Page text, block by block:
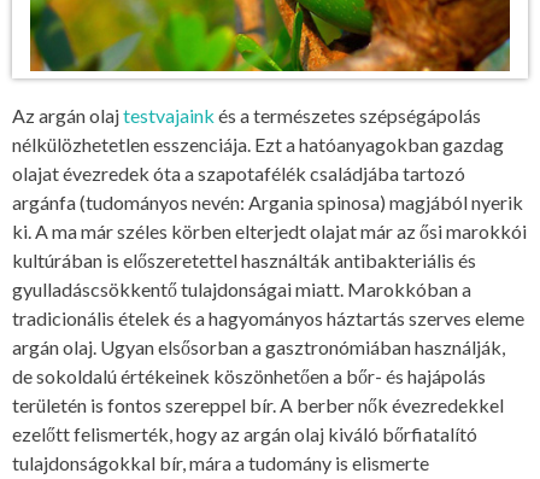
Az argán olajtestvajaink és a természetes szépségápolás
nélkülözhetetlen esszenciája. Ezt a hatóanyagokban gazdag
olajat évezredek óta a szapotafélék családjába tartozó
argánfa (tudományos nevén: Argania spinosa) magjából nyerik
ki. A ma már széles körben elterjedt olajat már az ősi marokkói
kultúrában is előszeretettel használták antibakteriális és
gyulladáscsökkentő tulajdonságai miatt. Marokkóban a
tradicionális ételek és a hagyományos háztartás szerves eleme
argán olaj. Ugyan elsősorban a gasztronómiában használják,
de sokoldalú értékeinek köszönhetően a bőr- és hajápolás
területén is fontos szereppel bír. A berber nők évezredekkel
ezelőtt felismerték, hogy az argán olaj kiváló bőrfiatalító
tulajdonságokkal bír, mára a tudomány is elismerte